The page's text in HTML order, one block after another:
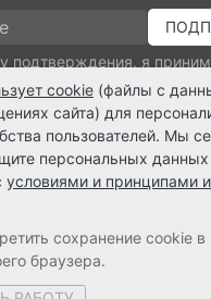
подтверждения, я
персональных данных
заказов:
8 800 2018-054
cookie (файлы с
сайта) для
пользователей. Мы
персональных
условиями и принципами
сохранение cookie в
браузера.